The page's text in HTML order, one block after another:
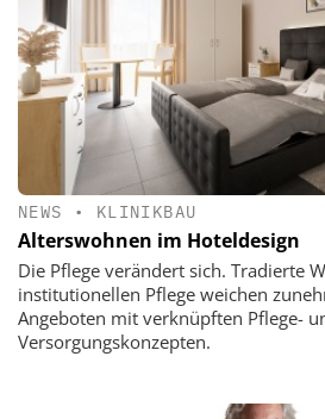
NEWS • KLINIKBAU
Alterswohnen im Hoteldesign
Die Pflege verändert sich. Tradierte
institutionellen Pflege weichen
Angeboten mit verknüpften Pflege-
Versorgungskonzepten.